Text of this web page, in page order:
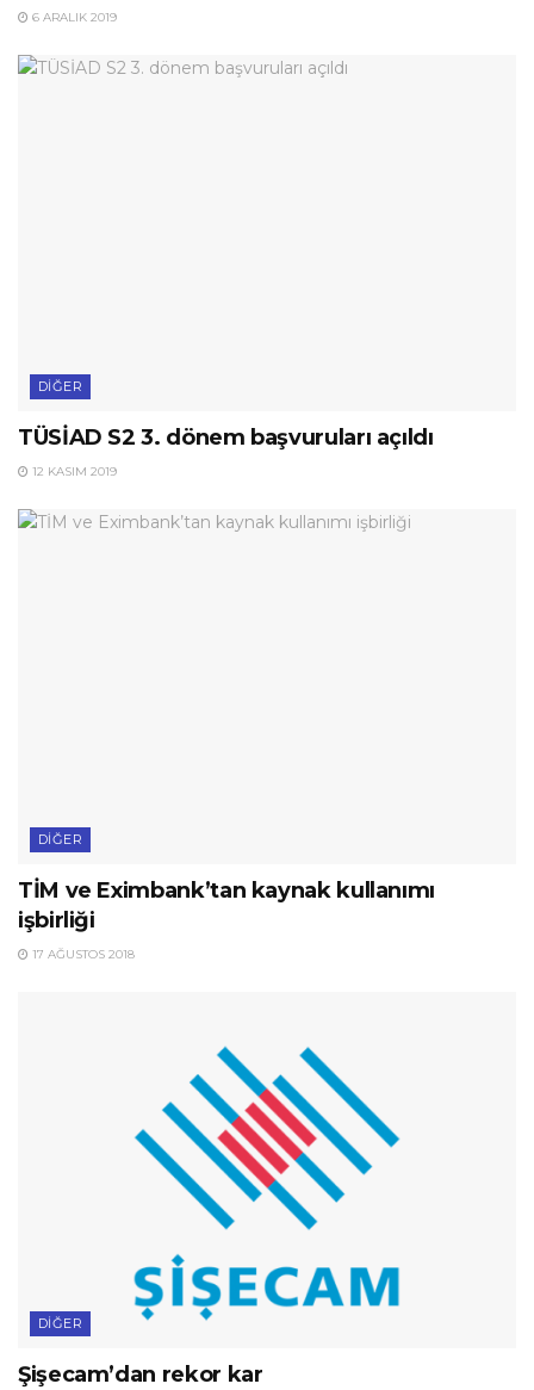
6 ARALIK 2019
DIĞER
TÜSİAD S2 3. dönem başvuruları açıldı
12 KASIM 2019
DIĞER
TİM ve Eximbank’tan kaynak kullanımı
işbirliği
17 AĞUSTOS 2018
DIĞER
Şişecam’dan rekor kar